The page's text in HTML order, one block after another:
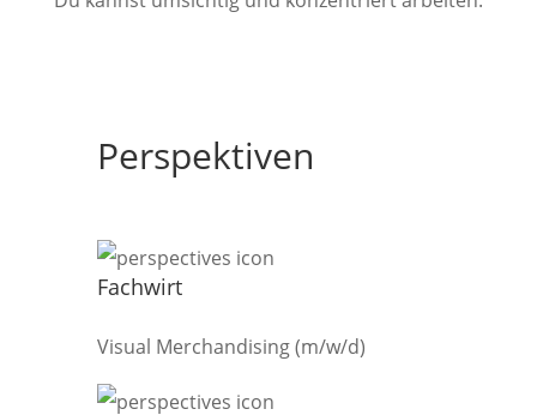
Perspektiven
Fachwirt
Visual Merchandising (m/w/d)